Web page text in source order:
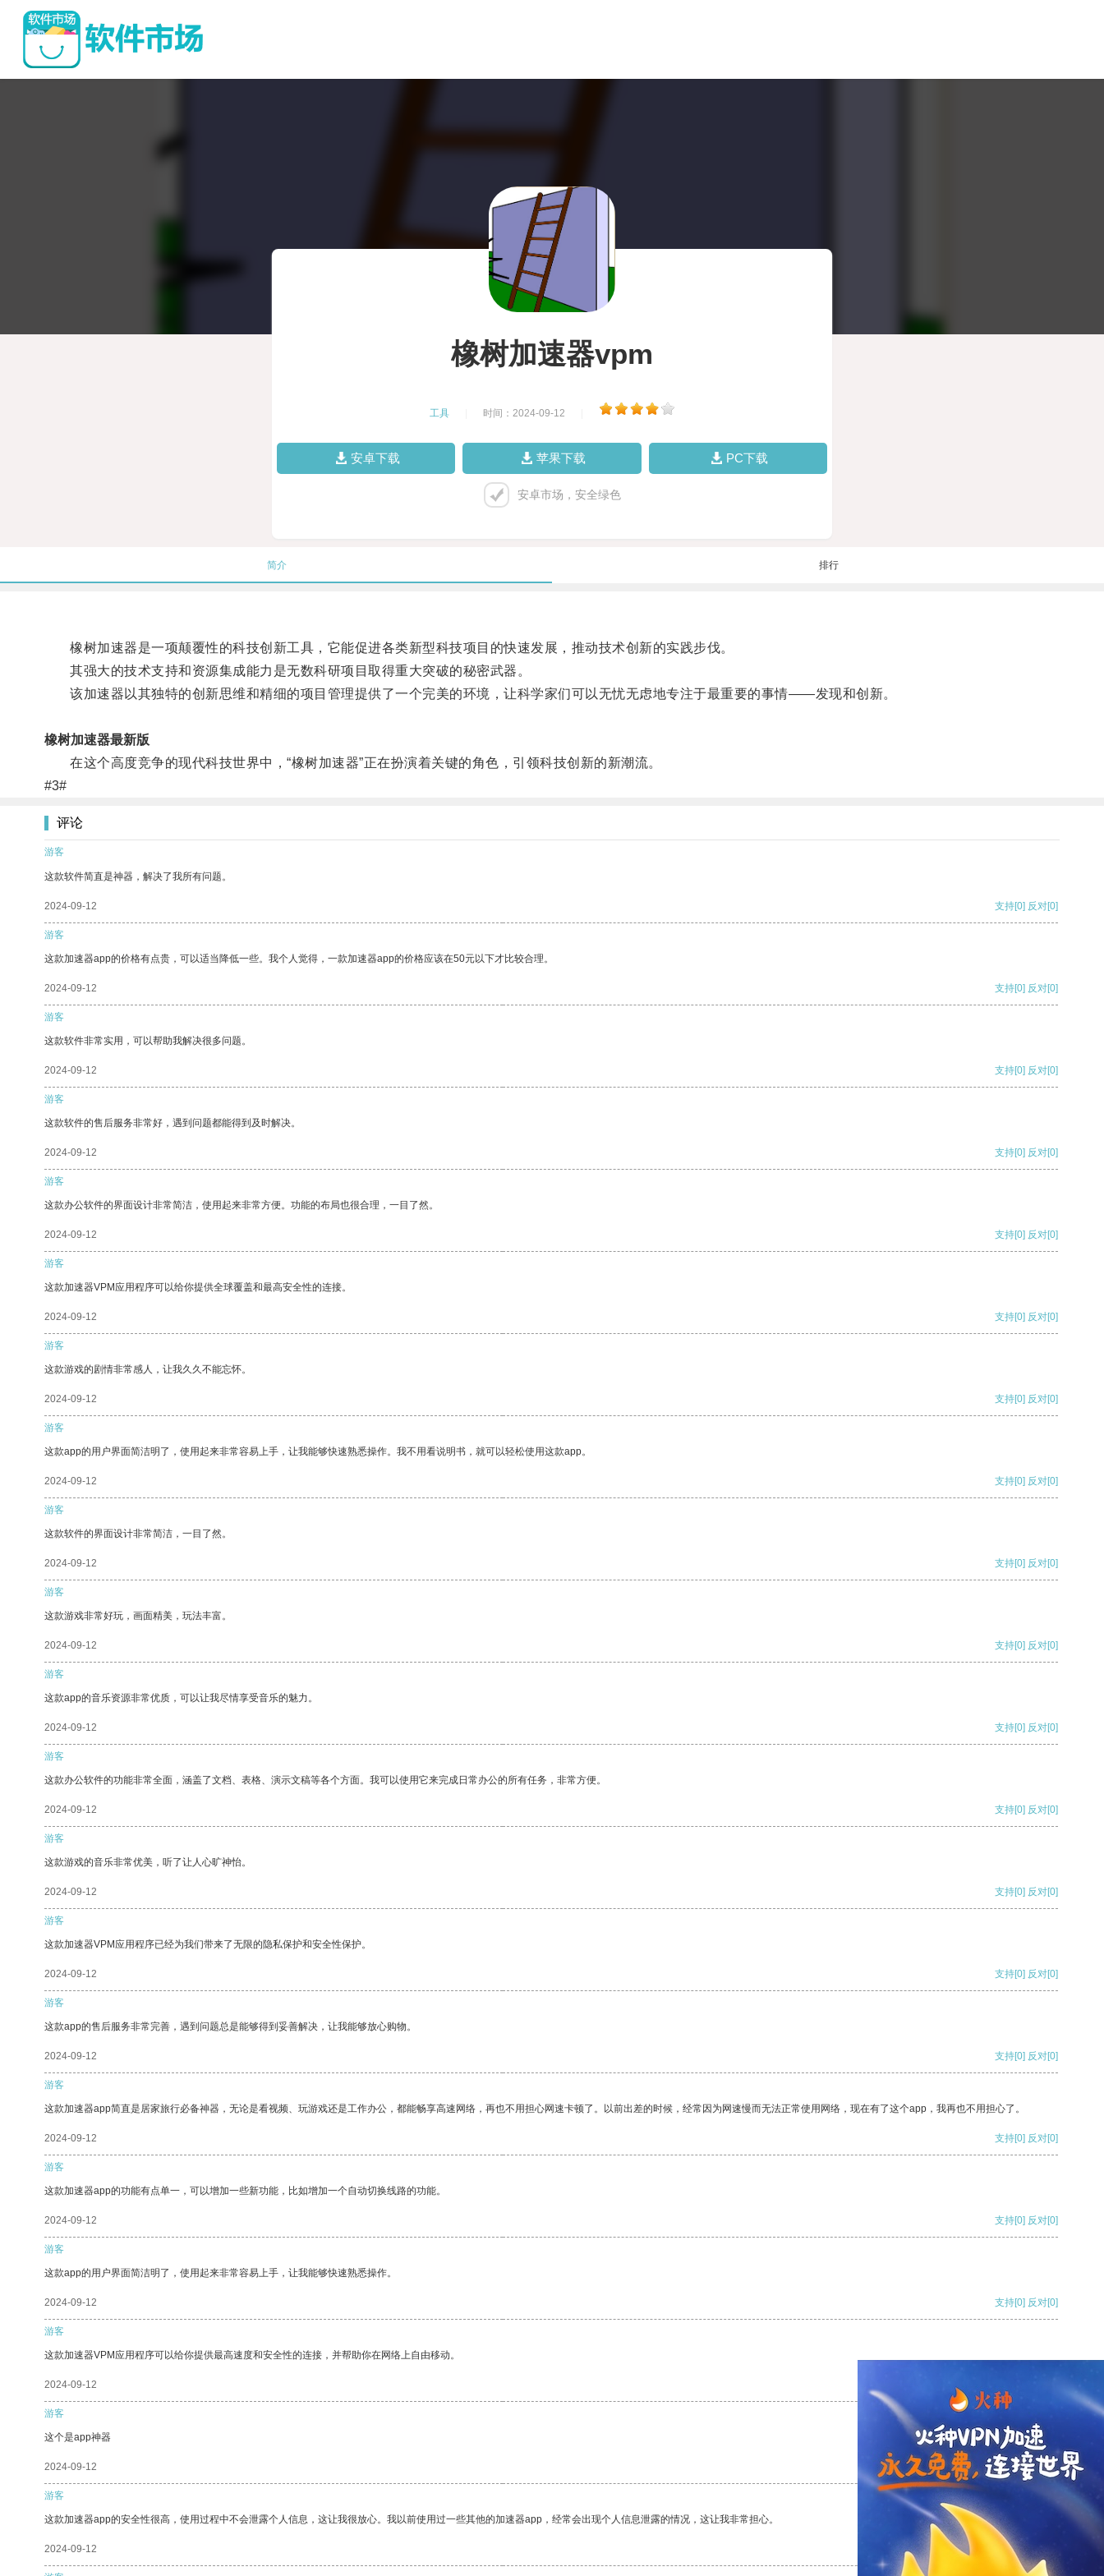
橡树加速器vpm
工具 时间：2024-09-12
安卓下载 苹果下载 PC下载
安卓市场，安全绿色
简介 排行
橡树加速器是一项颠覆性的科技创新工具，它能促进各类新型科技项目的快速发展，推动技术创新的实践步伐。
其强大的技术支持和资源集成能力是无数科研项目取得重大突破的秘密武器。
该加速器以其独特的创新思维和精细的项目管理提供了一个完美的环境，让科学家们可以无忧无虑地专注于最重要的事情——发现和创新。
橡树加速器最新版
在这个高度竞争的现代科技世界中，“橡树加速器”正在扮演着关键的角色，引领科技创新的新潮流。
#3#
评论
游客
这款软件简直是神器，解决了我所有问题。
2024-09-12 支持[0] 反对[0]
游客
这款加速器app的价格有点贵，可以适当降低一些。我个人觉得，一款加速器app的价格应该在50元以下才比较合理。
2024-09-12 支持[0] 反对[0]
游客
这款软件非常实用，可以帮助我解决很多问题。
2024-09-12 支持[0] 反对[0]
游客
这款软件的售后服务非常好，遇到问题都能得到及时解决。
2024-09-12 支持[0] 反对[0]
游客
这款办公软件的界面设计非常简洁，使用起来非常方便。功能的布局也很合理，一目了然。
2024-09-12 支持[0] 反对[0]
游客
这款加速器VPM应用程序可以给你提供全球覆盖和最高安全性的连接。
2024-09-12 支持[0] 反对[0]
游客
这款游戏的剧情非常感人，让我久久不能忘怀。
2024-09-12 支持[0] 反对[0]
游客
这款app的用户界面简洁明了，使用起来非常容易上手，让我能够快速熟悉操作。我不用看说明书，就可以轻松使用这款app。
2024-09-12 支持[0] 反对[0]
游客
这款软件的界面设计非常简洁，一目了然。
2024-09-12 支持[0] 反对[0]
游客
这款游戏非常好玩，画面精美，玩法丰富。
2024-09-12 支持[0] 反对[0]
游客
这款app的音乐资源非常优质，可以让我尽情享受音乐的魅力。
2024-09-12 支持[0] 反对[0]
游客
这款办公软件的功能非常全面，涵盖了文档、表格、演示文稿等各个方面。我可以使用它来完成日常办公的所有任务，非常方便。
2024-09-12 支持[0] 反对[0]
游客
这款游戏的音乐非常优美，听了让人心旷神怡。
2024-09-12 支持[0] 反对[0]
游客
这款加速器VPM应用程序已经为我们带来了无限的隐私保护和安全性保护。
2024-09-12 支持[0] 反对[0]
游客
这款app的售后服务非常完善，遇到问题总是能够得到妥善解决，让我能够放心购物。
2024-09-12 支持[0] 反对[0]
游客
这款加速器app简直是居家旅行必备神器，无论是看视频、玩游戏还是工作办公，都能畅享高速网络，再也不用担心网速卡顿了。以前出差的时候，经常因为网速慢而无法正常使用网络，现在有了这个app，我再也不用担心了。
2024-09-12 支持[0] 反对[0]
游客
这款加速器app的功能有点单一，可以增加一些新功能，比如增加一个自动切换线路的功能。
2024-09-12 支持[0] 反对[0]
游客
这款app的用户界面简洁明了，使用起来非常容易上手，让我能够快速熟悉操作。
2024-09-12 支持[0] 反对[0]
游客
这款加速器VPM应用程序可以给你提供最高速度和安全性的连接，并帮助你在网络上自由移动。
2024-09-12
游客
这个是app神器
2024-09-12 支持 [0] 反对[0]
游客
这款加速器app的安全性很高，使用过程中不会泄露个人信息，这让我很放心。我以前使用过一些其他的加速器app，经常会出现个人信息泄露的情况，这让我非常担心。
2024-09-12 支持[0] 反对